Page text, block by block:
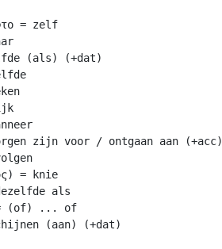
= zelf
(als) (+dat)
zijn voor / ontgaan aan (+acc)
= knie
als
(of) ... of
(aan) (+dat)